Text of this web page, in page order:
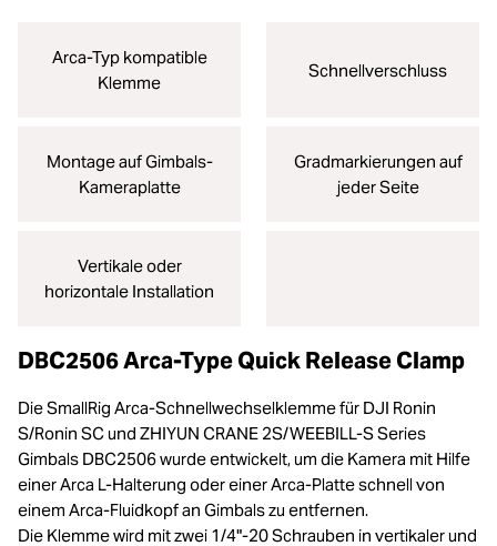
Arca-Typ kompatible
Klemme
Schnellverschluss
Montage auf Gimbals-
Kameraplatte
Gradmarkierungen auf
jeder Seite
Vertikale oder
horizontale Installation
DBC2506 Arca-Type Quick Release Clamp
Die SmallRig Arca-Schnellwechselklemme für DJI Ronin
S/Ronin SC und ZHIYUN CRANE 2S/WEEBILL-S Series
Gimbals DBC2506 wurde entwickelt, um die Kamera mit Hilfe
einer Arca L-Halterung oder einer Arca-Platte schnell von
einem Arca-Fluidkopf an Gimbals zu entfernen.
Die Klemme wird mit zwei 1/4"-20 Schrauben in vertikaler und